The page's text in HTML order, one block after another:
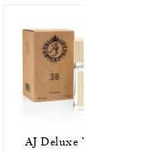
AJ Deluxe Wood